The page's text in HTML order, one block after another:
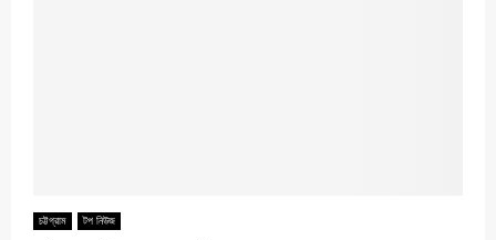
চট্টগ্রাম টপ নিউজ